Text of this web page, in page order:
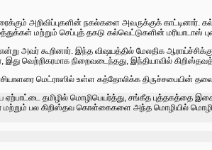
அறிவிப்புகளின் நகல்களை அவருக்குக் காட்டினார்.
மற்றும் செப்புத் தகடு கல்வெட்டுகளின் மரியாடாஸ்
அவர் கூறினார். இந்த விஷயத்தில் மேலதிக
வெற்றிகரமாக நிறைவடைந்தது, இந்தியாவில்
மெட்ராஸில் உள்ள கத்தோலிக்க திருச்சபையின்
தமிழில் மொழிபெயர்த்து, சங்கீத புத்தகத்தை
பல கிறிஸ்தவ கொள்கைகளை அந்த மொழியில்